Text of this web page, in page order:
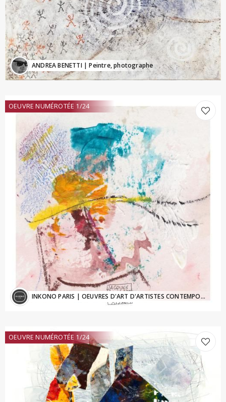
ANDREA BENETTI| Peintre, photographe
OEUVRE NUMÉROTÉE 1/24
INKONO PARIS | OEUVRES D'ART D'ARTISTES CONTEMPORAINS - Inkono@sfr.fr
OEUVRE NUMÉROTÉE 1/24